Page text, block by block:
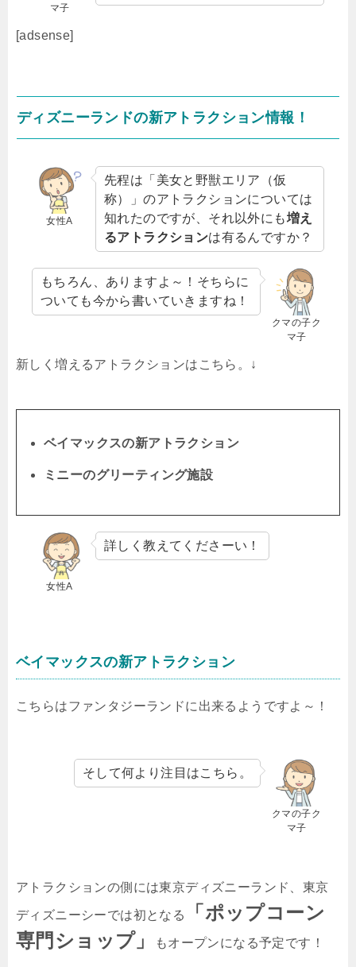
マ子
[adsense]
ディズニーランドの新アトラクション情報！
女性A
先程は「美女と野獣エリア（仮
称）」のアトラクションについては
知れたのですが、それ以外にも増え
るアトラクションは有るんですか？
クマの子ク
マ子
もちろん、ありますよ～！そちらに
ついても今から書いていきますね！
新しく増えるアトラクションはこちら。↓
ベイマックスの新アトラクション
ミニーのグリーティング施設
女性A
詳しく教えてくださーい！
ベイマックスの新アトラクション
こちらはファンタジーランドに出来るようですよ～！
クマの子ク
マ子
そして何より注目はこちら。
アトラクションの側には東京ディズニーランド、東京
ディズニーシーでは初となる
「ポップコーン
専門ショップ」
もオープンになる予定です！